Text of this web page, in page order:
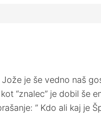
je še vedno naš
“znalec” je dobil še
” Kdo ali kaj je